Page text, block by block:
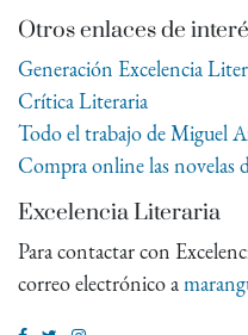
Otros enlaces de
Generación Excelencia
Crítica Literaria
Todo el trabajo de Miguel
Compra online las novelas
Excelencia Literaria
Para contactar con
correo electrónico a